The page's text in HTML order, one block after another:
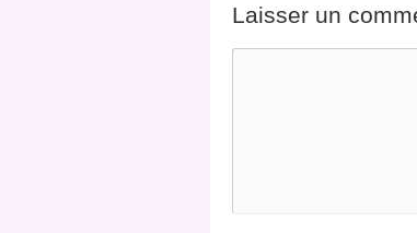
Laisser un